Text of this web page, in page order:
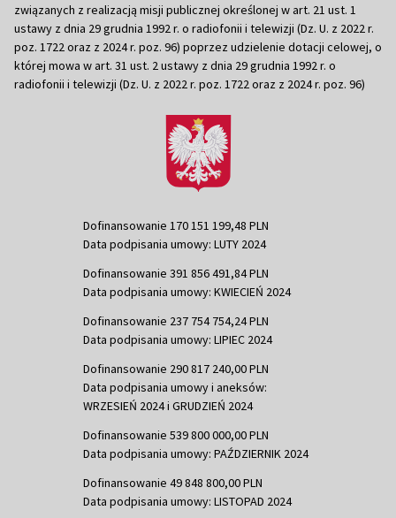
związanych z realizacją misji publicznej określonej w art. 21 ust. 1
ustawy z dnia 29 grudnia 1992 r. o radiofonii i telewizji (Dz. U. z 2022 r.
poz. 1722 oraz z 2024 r. poz. 96) poprzez udzielenie dotacji celowej, o
której mowa w art. 31 ust. 2 ustawy z dnia 29 grudnia 1992 r. o
radiofonii i telewizji (Dz. U. z 2022 r. poz. 1722 oraz z 2024 r. poz. 96)
Dofinansowanie 170 151 199,48 PLN
Data podpisania umowy: LUTY 2024
Dofinansowanie 391 856 491,84 PLN
Data podpisania umowy: KWIECIEŃ 2024
Dofinansowanie 237 754 754,24 PLN
Data podpisania umowy: LIPIEC 2024
Dofinansowanie 290 817 240,00 PLN
Data podpisania umowy i aneksów:
WRZESIEŃ 2024 i GRUDZIEŃ 2024
Dofinansowanie 539 800 000,00 PLN
Data podpisania umowy: PAŹDZIERNIK 2024
Dofinansowanie 49 848 800,00 PLN
Data podpisania umowy: LISTOPAD 2024